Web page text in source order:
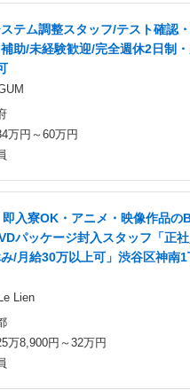
テム調整スタッフ/テスト確認
助/未経験歓迎/完全週休2日制
万円～60万円
即入寮OK・アニメ・映像作品の
パッケージ封入スタッフ「正
/月給30万以上可」渋谷区神南1
Lien
万8,900円～32万円